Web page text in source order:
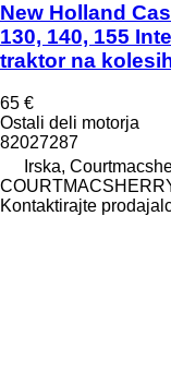
New Holland
130, 140, 155
traktor na
65 €
Ostali deli motorja
82027287
Irska,
Kontaktirajte